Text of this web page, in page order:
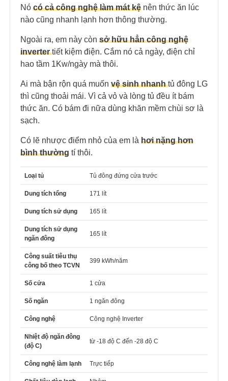
Nó có cả công nghệ làm mát kệ nên thức ăn lúc
nào cũng nhanh lạnh hơn thông thường.
Ngoài ra, em này còn sở hữu hẳn công nghệ
inverter tiết kiệm điện. Cắm nó cả ngày, điện chỉ
hao tầm 1Kw/ngày mà thôi.
Ai mà bận rộn quá muốn vệ sinh nhanh tủ đông LG
thì cũng thoải mái. Vì cả vỏ và lòng tủ đều ít bám
thức ăn. Có bám đi nữa dùng khăn mềm chùi sơ là
sạch.
Có lẽ nhược điểm nhỏ của em là hơi nặng hơn
bình thường tí thôi.
Loại tủ Tủ đông đứng cửa trước
Dung tích tổng 171 lít
Dung tích sử dụng 165 lít
Dung tích sử dụng
ngăn đông
165 lít
Công suất tiêu thụ
công bố theo TCVN
399 kWh/năm
Số cửa 1 cửa
Số ngăn 1 ngăn đông
Công nghệ Công nghệ Inverter
Nhiệt độ ngăn đông
(độ C)
từ -18 độ C đến -28 độ C
Công nghệ làm lạnh Trực tiếp